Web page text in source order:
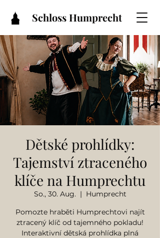
Schloss Humprecht
Dětské prohlídky:
Tajemství ztraceného
klíče na Humprechtu
So., 30. Aug.
  |
Humprecht
Pomozte hraběti Humprechtovi najít
ztracený klíč od tajemného pokladu!
Interaktivní dětská prohlídka plná